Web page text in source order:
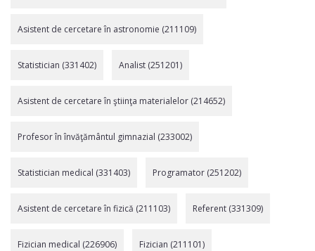
Asistent de cercetare în astronomie (211109)
Statistician (331402) Analist (251201)
Asistent de cercetare în ştiinţa materialelor (214652)
Profesor în învăţământul gimnazial (233002)
Statistician medical (331403) Programator (251202)
Asistent de cercetare în fizică (211103) Referent (331309)
Fizician medical (226906) Fizician (211101)